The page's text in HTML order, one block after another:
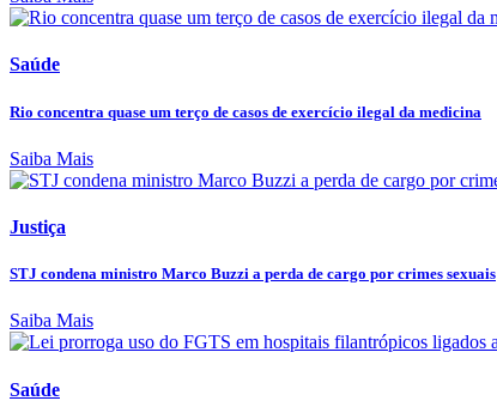
Saúde
Rio concentra quase um terço de casos de exercício ilegal da medicina
Saiba Mais
Justiça
STJ condena ministro Marco Buzzi a perda de cargo por crimes sexuais
Saiba Mais
Saúde